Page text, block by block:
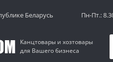
Беларусь Пн-Пт.:
Канцтовары и хозтовары
для Вашего бизнеса